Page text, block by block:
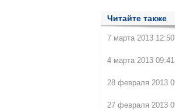
Читайте также
7 марта 2013 12:50
4 марта 2013 09:41
28 февраля 2013
27 февраля 2013